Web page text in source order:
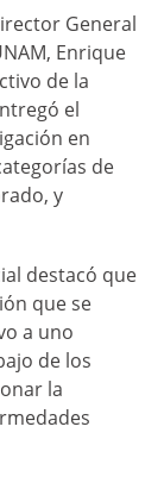
General
Enrique
de la
el
en
de
y
destacó que
que se
a uno
de los
la